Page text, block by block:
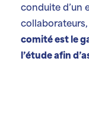
conduite d’un
comité est le
l’étude afin